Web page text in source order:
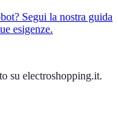
Segui la nostra guida
esigenze.
su electroshopping.it.